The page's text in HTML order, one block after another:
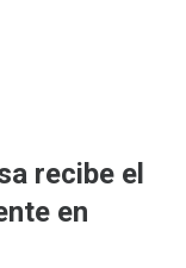
recibe el
en